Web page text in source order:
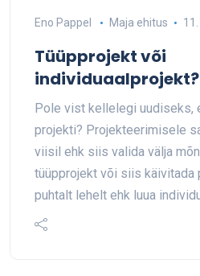
Eno Pappel Maja ehitus
Tüüpprojekt või
individuaalprojekt?
Pole vist kellelegi uudiseks,
projekti? Projekteerimisele
viisil ehk siis valida välja
tüüpprojekt või siis käivitada
puhtalt lehelt ehk luua